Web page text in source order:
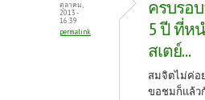
ตุลาคม,
2013 -
16:39
permalink
ครบรอ
5 ปี ที่ห
สเตย์...
สมจิตไม่ค่อ
ขอชมก็แล้ว